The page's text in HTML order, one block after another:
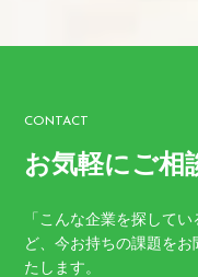
CONTACT
お気軽にご相
「こんな企業を探して
ど、今お持ちの課題を
たします。